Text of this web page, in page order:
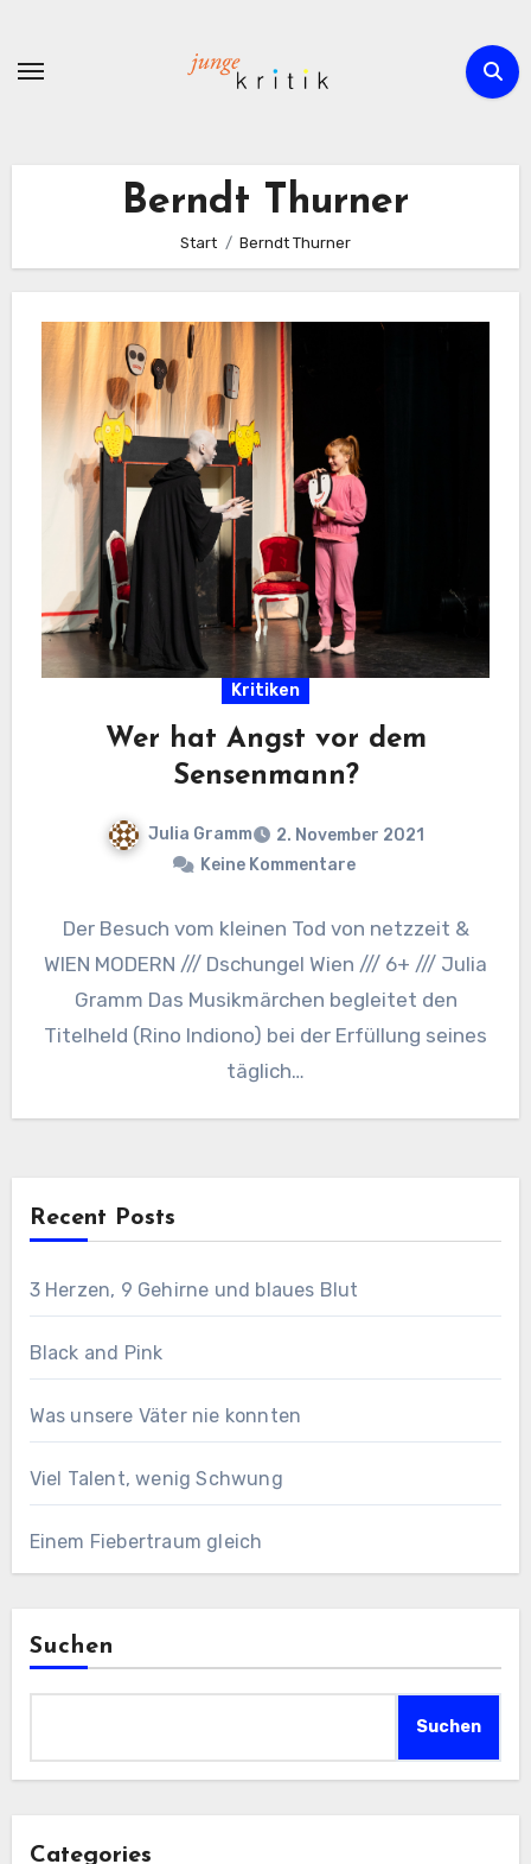
springen
Berndt Thurner
Start Berndt Thurner
Kritiken
Wer hat Angst vor dem
Sensenmann?
Julia Gramm
2. November 2021
Keine Kommentare
Der Besuch vom kleinen Tod von netzzeit &
WIEN MODERN /// Dschungel Wien /// 6+ /// Julia
Gramm Das Musikmärchen begleitet den
Titelheld (Rino Indiono) bei der Erfüllung seines
täglich…
Recent Posts
3 Herzen, 9 Gehirne und blaues Blut
Black and Pink
Was unsere Väter nie konnten
Viel Talent, wenig Schwung
Einem Fiebertraum gleich
Suchen
Suchen
Categories